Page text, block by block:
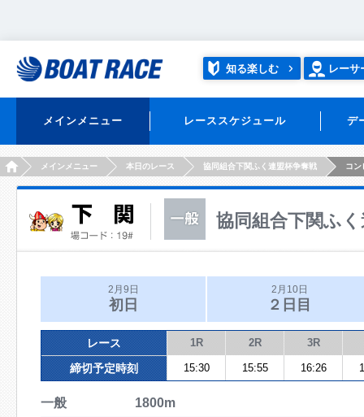
知る楽しむ レーサ
メインメニュー レーススケジュール デ
HOMEメインメニュー 本日のレース 協同組合下関ふく連盟杯争奪戦 コン
協同組合下関ふ
2月9日
初日
2月10日
２日目
レース 1R 2R 3R
締切予定時刻 15:30 15:55 16:26
一般 1800m